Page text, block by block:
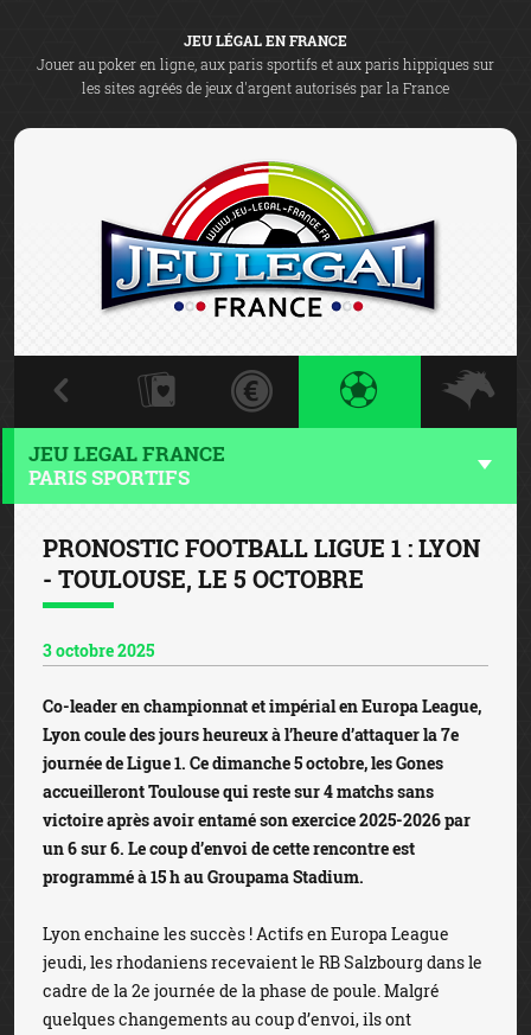
JEU LÉGAL EN FRANCE
Jouer au poker en ligne, aux paris sportifs et aux paris hippiques sur
les sites agréés de jeux d'argent autorisés par la France
JEU LEGAL FRANCE
PARIS SPORTIFS
PRONOSTIC FOOTBALL LIGUE 1 : LYON
- TOULOUSE, LE 5 OCTOBRE
3 octobre 2025
Co-leader en championnat et impérial en Europa League,
Lyon coule des jours heureux à l’heure d’attaquer la 7e
journée de Ligue 1. Ce dimanche 5 octobre, les Gones
accueilleront Toulouse qui reste sur 4 matchs sans
victoire après avoir entamé son exercice 2025-2026 par
un 6 sur 6. Le coup d’envoi de cette rencontre est
programmé à 15 h au Groupama Stadium.
Lyon enchaine les succès ! Actifs en Europa League
jeudi, les rhodaniens recevaient le RB Salzbourg dans le
cadre de la 2e journée de la phase de poule. Malgré
quelques changements au coup d’envoi, ils ont